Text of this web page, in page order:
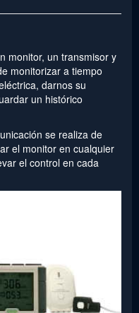
monitor, un transmisor y
monitorizar a tiempo
darnos su
un histórico
se realiza de
el monitor en cualquier
el control en cada